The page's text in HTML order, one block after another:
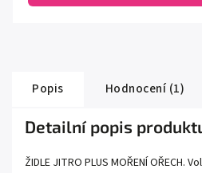
Popis Hodnocení (1)
Detailní popis
ŽIDLE JITRO PLUS MOŘENÍ OŘECH.